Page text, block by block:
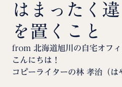
はまったく
を置くこと
from 北海道旭川の自宅オフィ
こんにちは！
コピーライターの林 孝治（は